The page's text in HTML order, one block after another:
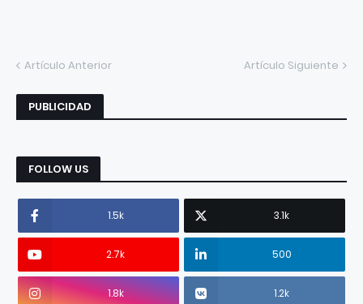
Artículo Anterior Artículo Siguiente
PUBLICIDAD
FOLLOW US
1.5k 3.1k
2.7k 500
1.8k 1.2k